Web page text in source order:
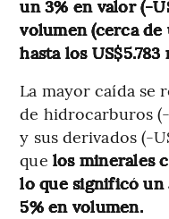
un 3% en valor (-
volumen (cerca
hasta los
La mayor caída se
de hidrocarburos
y sus derivados (-
que los minerales
lo que significó un
5% en volumen.